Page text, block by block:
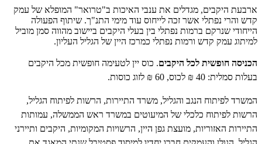
ארבעת היקבים, מגדלים את ענבי האיכות ב"טרואר" המופלא של עמק
קדש והרי נפתלי אשר זכה לייחוס עוד מימי התנ"ך. שיתוף הפעולה
הייחודי שנרקם ברמות נפתלי בין בעלי היקבים ביישוב מהווה סמן מוביל
למיתוג עמק קדש ורמות נפתלי כמרכז היין של הגליל העליון.
הכניסה חופשית לכל היקבים. כוס יין לטעימה חופשית מכל היקבים
בעלות סמלית: 40 ₪ לכוס, 60 ₪ לזוג כוסות.
המשרד לפיתוח הנגב והגליל, משרד התיירות, הרשות לפיתוח הגליל,
הרשות לפיתוח כלכלי של המיעוטים במשרד ראש הממשלה, עמותות
התיירות האזוריות, מועצת גפן היין, הרשויות המקומיות, היקבים ותיירני